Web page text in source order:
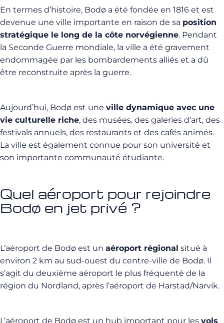
En termes d’histoire, Bodø a été fondée en 1816 et est
devenue une ville importante en raison de sa position
stratégique le long de la côte norvégienne. Pendant
la Seconde Guerre mondiale, la ville a été gravement
endommagée par les bombardements alliés et a dû
être reconstruite après la guerre.
Aujourd’hui, Bodø est une ville dynamique avec une
vie culturelle riche, des musées, des galeries d’art, des
festivals annuels, des restaurants et des cafés animés.
La ville est également connue pour son université et
son importante communauté étudiante.
Quel aéroport pour rejoindre
Bodø en jet privé ?
L’aéroport de Bodø est un aéroport régional situé à
environ 2 km au sud-ouest du centre-ville de Bodø. Il
s’agit du deuxième aéroport le plus fréquenté de la
région du Nordland, après l’aéroport de Harstad/Narvik.
L’aéroport de Bodø est un hub important pour les vols